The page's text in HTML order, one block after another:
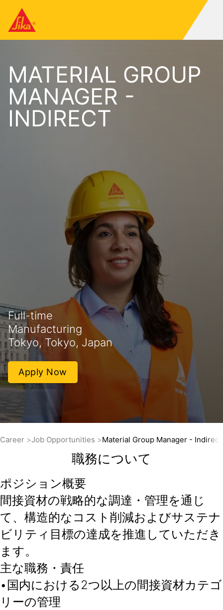
MATERIAL GROUP
MANAGER -
INDIRECT
Full-time
Manufacturing
Tokyo, Tokyo, Japan
Apply Now
Career Job Opportunities Material Group Manager - Indirect
職務について
ポジション概要
間接資材の戦略的な調達・管理を通じ
て、構造的なコスト削減およびサステナ
ビリティ目標の達成を推進していただき
ます。
主な職務・責任
•国内における2つ以上の間接資材カテゴ
リーの管理